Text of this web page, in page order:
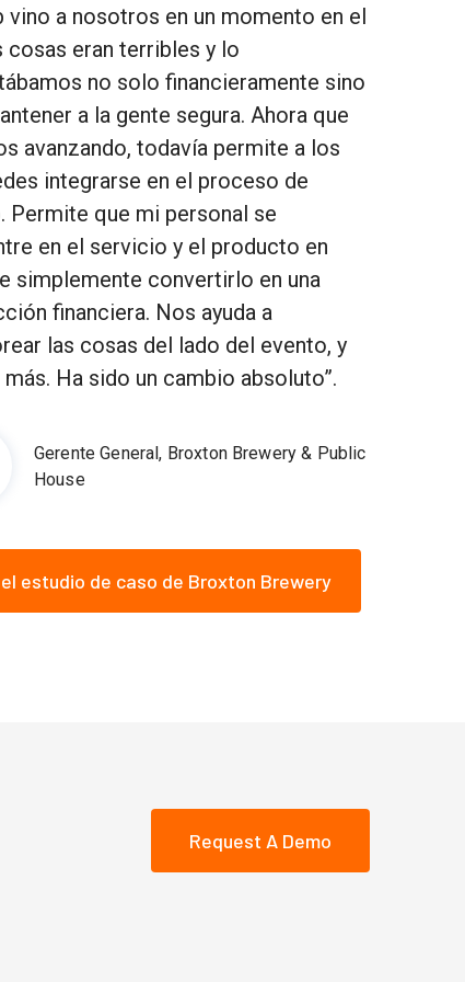
vino a nosotros en un momento en el
cosas eran terribles y lo
no solo financieramente sino
a la gente segura. Ahora que
avanzando, todavía permite a los
integrarse en el proceso de
Permite que mi personal se
en el servicio y el producto en
simplemente convertirlo en una
financiera. Nos ayuda a
las cosas del lado del evento, y
Ha sido un cambio absoluto”.
Gerente General, Broxton Brewery & Public
House
estudio de caso de Broxton Brewery
Request A Demo